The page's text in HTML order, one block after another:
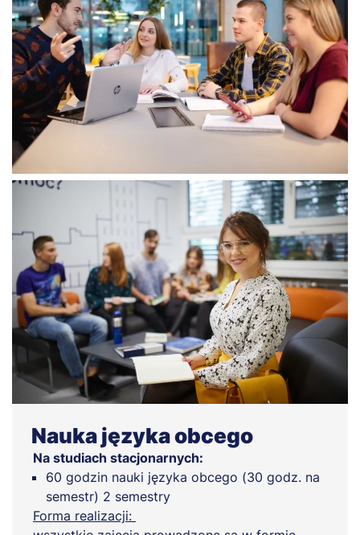
Nauka języka obcego
Na studiach stacjonarnych:
60 godzin nauki języka obcego (30 godz. na
semestr) 2 semestry
Forma realizacji: